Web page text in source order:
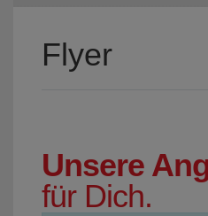
Flyer
Unsere
für Dich.